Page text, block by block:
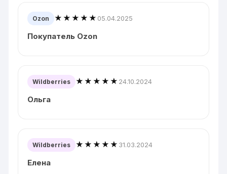
Ozon ★★★★★ 05.04.2025
Покупатель Ozon
Wildberries ★★★★★ 24.10.2024
Ольга
Wildberries ★★★★★ 31.03.2024
Елена